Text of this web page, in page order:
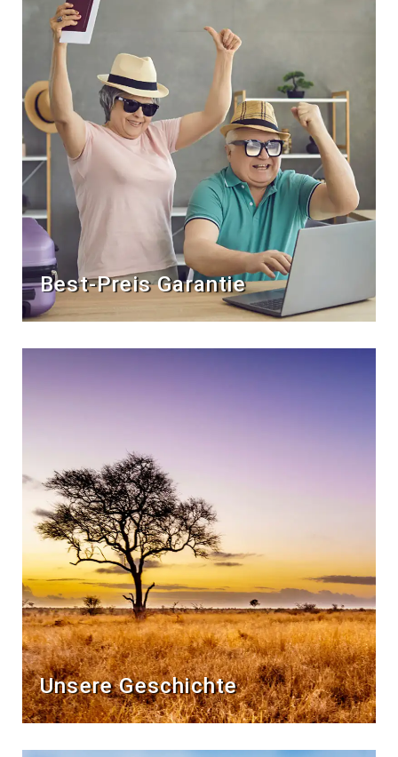
Best-Preis Garantie
Unsere Geschichte